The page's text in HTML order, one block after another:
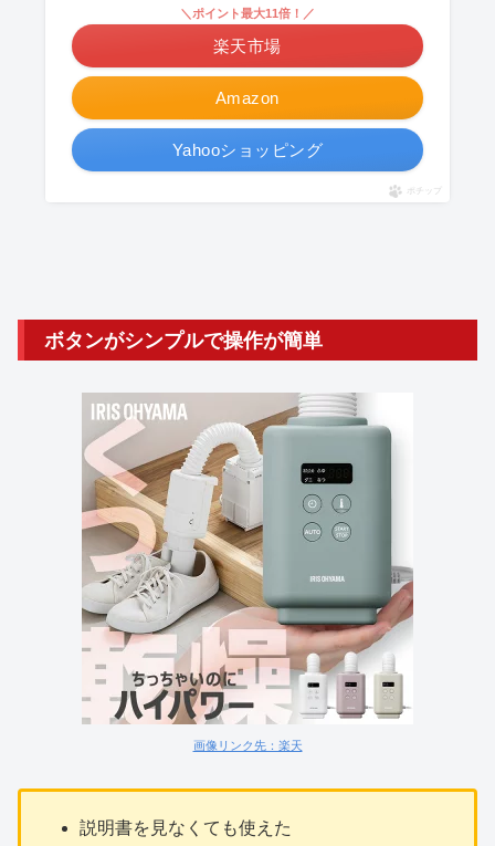
Amazon
＼ポイント最大11倍！／
楽天市場
Yahooショッピング
ポチップ
ボタンがシンプルで操作が簡単
画像リンク先：楽天
説明書を見なくても使えた